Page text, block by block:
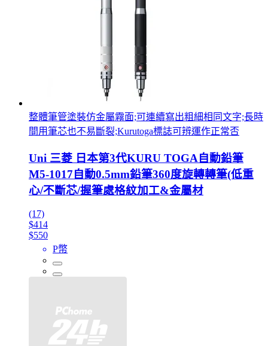
整體筆管塗裝仿金屬霧面;可連續寫出粗細相同文字;長時
間用筆芯也不易斷裂;Kurutoga標誌可辨運作正常否
Uni 三菱 日本第3代KURU TOGA自動鉛筆
M5-1017自動0.5mm鉛筆360度旋轉轉筆(低重
心/不斷芯/握筆處格紋加工&金屬材
(17)
$414
$550
P幣